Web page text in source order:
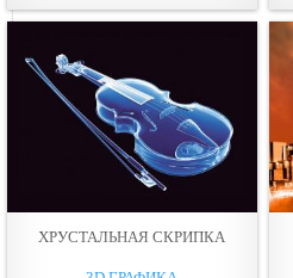
ХРУСТАЛЬНАЯ СКРИПКА